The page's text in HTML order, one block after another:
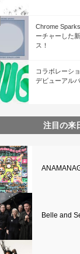
Chrome
ーチャーした
ス！
コラボレーシ
デビューアル
注目の来
Belle and